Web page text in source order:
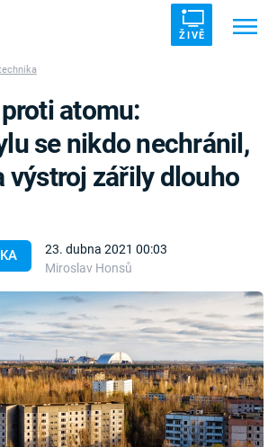
ŽIVĚ
DÁVNOVĚKU
23. dubna 2021 00:03
Miroslav Honsů
atomu:
se nikdo nechránil,
výstroj zářily dlouho